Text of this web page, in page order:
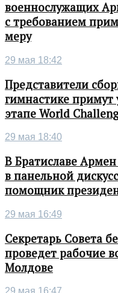
военнослужащих
с требованием
меру
29 мая 18:42
Представители
гимнастике примут
этапе World
29 мая 18:40
В Братиславе
в панельной
помощник
29 мая 16:49
Секретарь Совета
проведет рабочие
Молдове